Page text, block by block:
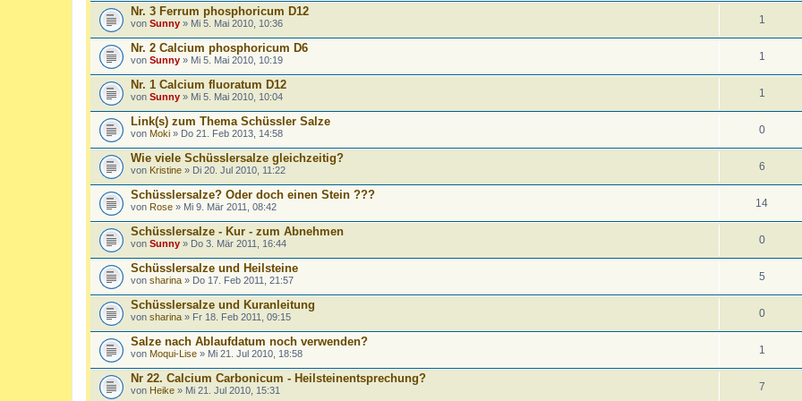
Nr. 3 Ferrum phosphoricum D12
von Sunny » Mi 5. Mai 2010, 10:36 1
Nr. 2 Calcium phosphoricum D6
von Sunny » Mi 5. Mai 2010, 10:19 1
Nr. 1 Calcium fluoratum D12
von Sunny » Mi 5. Mai 2010, 10:04 1
Link(s) zum Thema Schüssler Salze
von Moki » Do 21. Feb 2013, 14:58 0
Wie viele Schüsslersalze gleichzeitig?
von Kristine » Di 20. Jul 2010, 11:22 6
Schüsslersalze? Oder doch einen Stein ???
von Rose » Mi 9. Mär 2011, 08:42 14
Schüsslersalze - Kur - zum Abnehmen
von Sunny » Do 3. Mär 2011, 16:44 0
Schüsslersalze und Heilsteine
von sharina » Do 17. Feb 2011, 21:57 5
Schüsslersalze und Kuranleitung
von sharina » Fr 18. Feb 2011, 09:15 0
Salze nach Ablaufdatum noch verwenden?
von Moqui-Lise » Mi 21. Jul 2010, 18:58 1
Nr 22. Calcium Carbonicum - Heilsteinentsprechung?
von Heike » Mi 21. Jul 2010, 15:31 7